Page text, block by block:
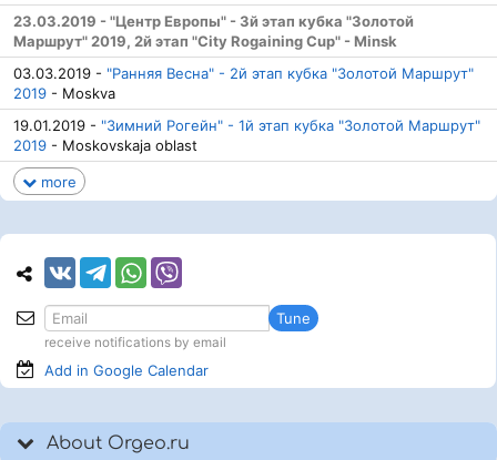
23.03.2019 - "Центр Европы" - 3й этап кубка "Золотой
Маршрут" 2019, 2й этап "City Rogaining Cup" - Minsk
03.03.2019 - "Ранняя Весна" - 2й этап кубка "Золотой Маршрут"
2019 - Moskva
19.01.2019 - "Зимний Рогейн" - 1й этап кубка "Золотой Маршрут"
2019 - Moskovskaja oblast
more
Tune
receive notifications by email
Add in Google Calendar
About Orgeo.ru